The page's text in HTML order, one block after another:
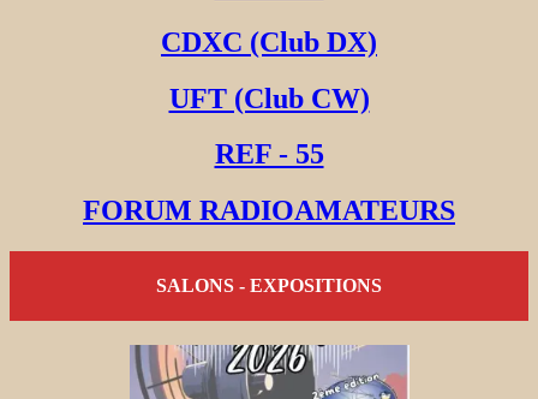
CDXC (Club DX)
UFT (Club CW)
REF - 55
FORUM RADIOAMATEURS
SALONS - EXPOSITIONS